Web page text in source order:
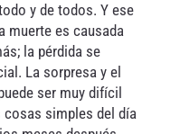
y de todos. Y ese
muerte es causada
la pérdida se
La sorpresa y el
ser muy difícil
simples del día